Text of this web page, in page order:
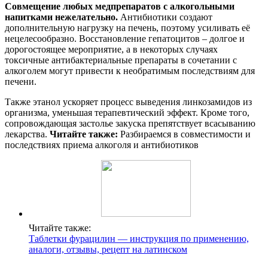
Совмещение любых медпрепаратов с алкогольными
напитками нежелательно. Антибиотики создают
дополнительную нагрузку на печень, поэтому усиливать её
нецелесообразно. Восстановление гепатоцитов – долгое и
дорогостоящее мероприятие, а в некоторых случаях
токсичные антибактериальные препараты в сочетании с
алкоголем могут привести к необратимым последствиям для
печени.
Также этанол ускоряет процесс выведения линкозамидов из
организма, уменьшая терапевтический эффект. Кроме того,
сопровождающая застолье закуска препятствует всасыванию
лекарства. Читайте также: Разбираемся в совместимости и
последствиях приема алкоголя и антибиотиков
Читайте также:
Таблетки фурацилин — инструкция по применению,
аналоги, отзывы, рецепт на латинском